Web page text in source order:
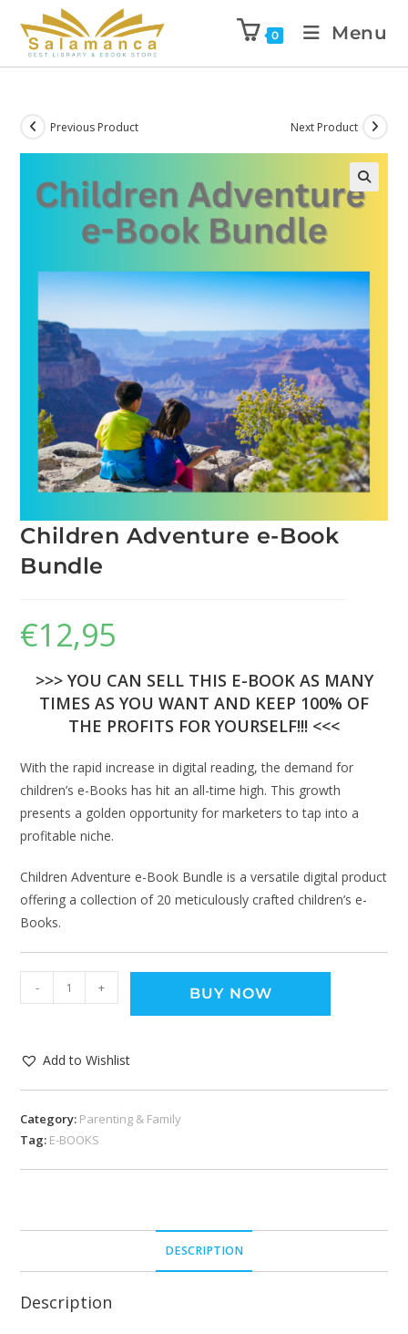
0 Menu
Previous Product Next Product
Children Adventure e-Book
Bundle
€12,95
>>> YOU CAN SELL THIS E-BOOK AS MANY
TIMES AS YOU WANT AND KEEP 100% OF
THE PROFITS FOR YOURSELF!!! <<<
With the rapid increase in digital reading, the demand for
children’s e-Books has hit an all-time high. This growth
presents a golden opportunity for marketers to tap into a
profitable niche.
Children Adventure e-Book Bundle is a versatile digital product
offering a collection of 20 meticulously crafted children’s e-
Books.
- + BUY NOW
Add to Wishlist
Category: Parenting & Family
Tag: E-BOOKS
DESCRIPTION
Description